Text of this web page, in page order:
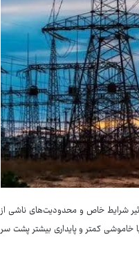
شرایط خاص و محدودیت‌های ناشی از
بتواند تابستان امسال را با خاموشی کمتر و پایداری بیشتر پشت سر